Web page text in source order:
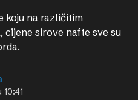
koju na različitim
cijene sirove nafte sve su